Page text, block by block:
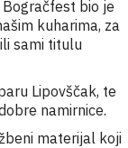
bio je
kuharima, za
sami titulu
Lipovščak, te
namirnice.
materijal koji